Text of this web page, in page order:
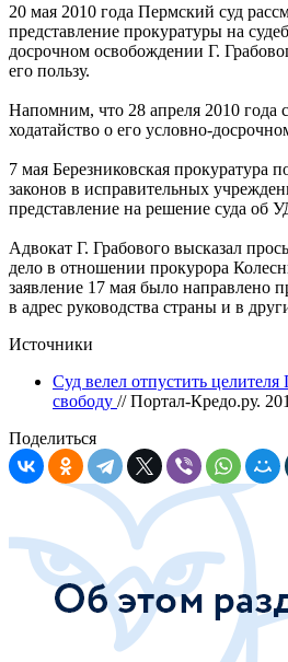
20 мая 2010 года Пермский суд
представление прокуратуры на
досрочном освобождении Г.
его пользу.
Напомним, что 28 апреля 2010 года
ходатайство о его условно-
7 мая Березниковская прокуратура
законов в исправительных
представление на решение суда об
Адвокат Г. Грабового высказал
дело в отношении прокурора
заявление 17 мая было направлено
в адрес руководства страны и в
Источники
Суд велел отпустить целителя
свободу // Портал-Кредо.ру.
Поделиться